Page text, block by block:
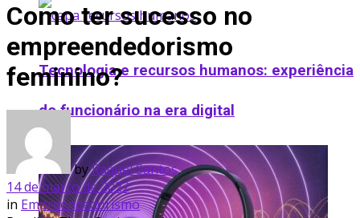
Tecnologia e recursos humanos: experiência
do funcionário na era digital
Como ter sucesso no
empreendedorismo
feminino?
byRaquel Santos
14 de março de 2022
in Empreendedorismo